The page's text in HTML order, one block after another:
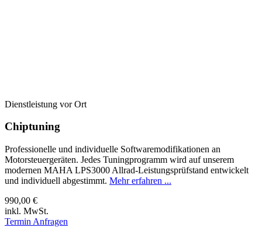
Dienstleistung vor Ort
Chiptuning
Professionelle und individuelle Softwaremodifikationen an
Motorsteuergeräten. Jedes Tuningprogramm wird auf unserem
modernen MAHA LPS3000 Allrad-Leistungsprüfstand entwickelt
und individuell abgestimmt. Mehr erfahren ...
990,00 €
inkl. MwSt.
Termin Anfragen